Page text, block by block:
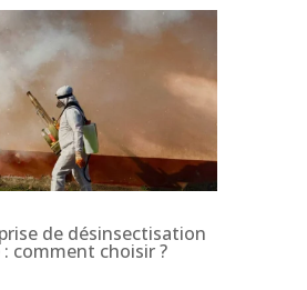
de désinsectisation
comment choisir ?